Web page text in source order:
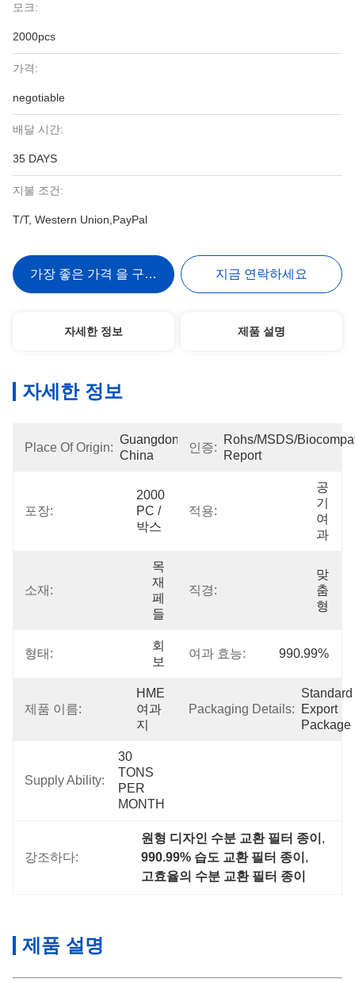
모크:
2000pcs
가격:
negotiable
배달 시간:
35 DAYS
지불 조건:
T/T, Western Union,PayPal
가장 좋은 가격 을 구하라 지금 연락하세요
자세한 정보 제품 설명
자세한 정보
Place Of Origin:
Guangdong,
China
인증:
Rohs/MSDS/
Report
포장:
2000
PC /
박스
적용:
공
기
여
과
소재:
목
재
페
들
직경:
맞
춤
형
형태:
회
보
여과 효능: 990.99%
제품 이름:
HME
여과
지
Packaging Details:
Standard
Export
Package
Supply Ability:
30
TONS
PER
MONTH
강조하다:
원형 디자인 수분 교환 필터 종이 ,
990.99% 습도 교환 필터 종이 ,
고효율의 수분 교환 필터 종이
제품 설명